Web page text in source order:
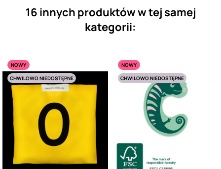
16 innych produktów w tej samej
kategorii:
NOWY
CHWILOWO NIEDOSTĘPNE
NOWY
CHWILOWO NIEDOSTĘPNE